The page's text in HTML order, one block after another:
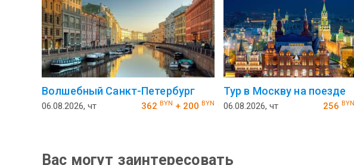
Волшебный Санкт-Петербург
06.08.2026, чт 362 BYN + 200 BYN
Тур в Москву на поезде
06.08.2026, чт 256 BYN
Вас могут заинтересовать